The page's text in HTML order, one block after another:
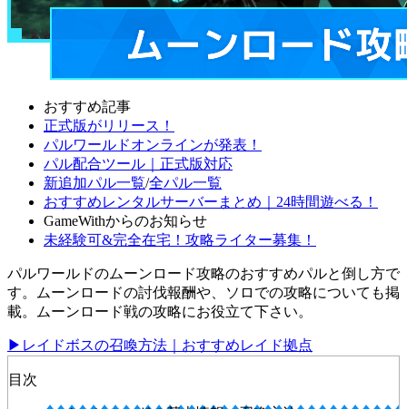
おすすめ記事
正式版がリリース！
パルワールドオンラインが発表！
パル配合ツール｜正式版対応
新追加パル一覧/全パル一覧
おすすめレンタルサーバーまとめ｜24時間遊べる！
GameWithからのお知らせ
未経験可&完全在宅！攻略ライター募集！
パルワールドのムーンロード攻略のおすすめパルと倒し方で
す。ムーンロードの討伐報酬や、ソロでの攻略についても掲
載。ムーンロード戦の攻略にお役立て下さい。
▶レイドボスの召喚方法｜おすすめレイド拠点
目次